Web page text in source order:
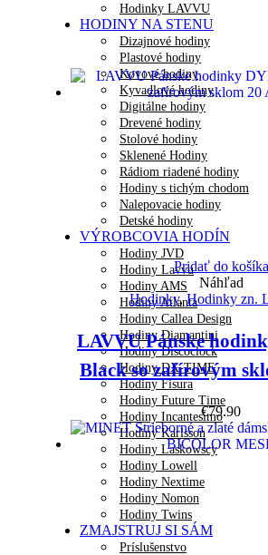
Hodinky LAVVU
HODINY NA STENU
Dizajnové hodiny
Plastové hodiny
Kovové hodiny
Kyvadlové hodiny
Digitálne hodiny
Drevené hodiny
Stolové hodiny
Sklenené Hodiny
Rádiom riadené hodiny
Hodiny s tichým chodom
Nalepovacie hodiny
Detské hodiny
VÝROBCOVIA HODÍN
Hodiny JVD
Hodiny Lavvu
Hodiny AMS
Hodiny Atlanta
Hodiny Callea Design
Hodiny Diamantini
Hodiny Discoclock
Hodiny DX-TIME
Hodiny Fisura
Hodiny Future Time
Hodiny Incantesimo
Hodiny Karlsson
Hodiny Laskowscy
Hodiny Lowell
Hodiny Nextime
Hodiny Nomon
Hodiny Twins
ZMAJSTRUJ SI SÁM
Príslušenstvo
Pridať do košíka
Náhľad
Hodinky,Hodinky zn.
LAVVU Pánske
Black so zafírovým
€79.90